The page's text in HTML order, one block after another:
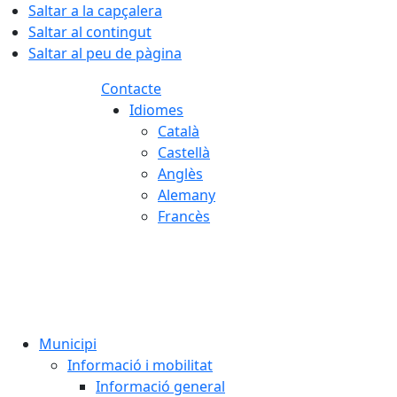
Saltar a la capçalera
Saltar al contingut
Saltar al peu de pàgina
Contacte
Idiomes
Català
Castellà
Anglès
Alemany
Francès
Municipi
Informació i mobilitat
Informació general